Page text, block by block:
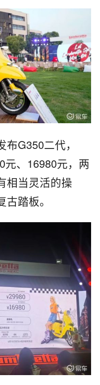
G350二代，
元、16980元，两
相当灵活的操
踏板。